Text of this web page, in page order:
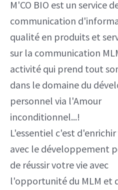
M'CO BIO est un service
communication
qualité en produits et
sur la communication
activité qui prend tout
dans le domaine du
personnel via l'Amour
inconditionnel...!
L'essentiel c'est
avec le développement
de réussir votre vie avec
l'opportunité du MLM et